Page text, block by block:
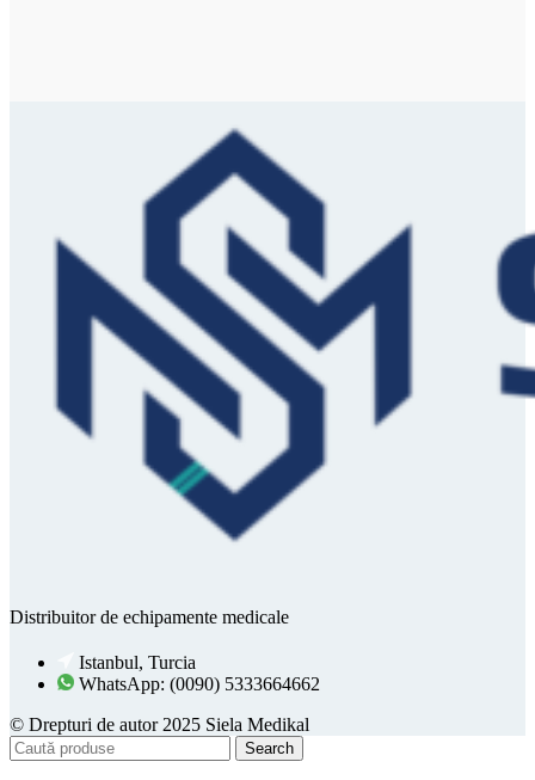
Distribuitor de echipamente medicale
Istanbul, Turcia
WhatsApp: (0090) 5333664662
© Drepturi de autor 2025 Siela Medikal
Search